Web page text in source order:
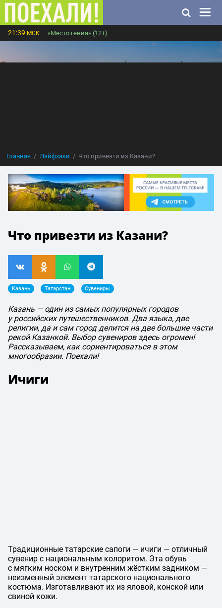
21:39 МСК «Место гения» (12+)
Главная Лайфхаки Что привезти из Казани?
Что привезти из Казани?
Казань Татарстан Сувениры
Казань — один из самых популярных городов
у российских путешественников. Два языка, две
религии, да и сам город делится на две большие части
рекой Казанкой. Выбор сувениров здесь огромен!
Рассказываем, как сориентироваться в этом
многообразии. Поехали!
Ичиги
Традиционные татарские сапоги — ичиги — отличный
сувенир с национальным колоритом. Эта обувь
с мягким носком и внутренним жёстким задником —
неизменный элемент татарского национального
костюма. Изготавливают их из яловой, конской или
свиной кожи.